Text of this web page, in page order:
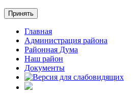
Принять
Главная
Администрация района
Районная Дума
Наш район
Документы